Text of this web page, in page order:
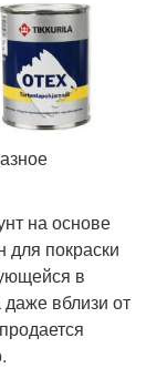
на основе
покраски
в
вблизи от